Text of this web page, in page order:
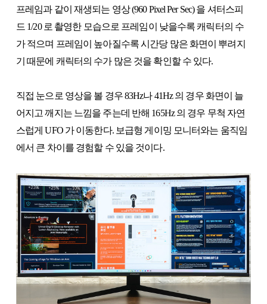
프레임과 같이 재생되는 영상 (960 Pixel Per Sec) 을 셔터스피
드 1/20 로 촬영한 모습으로 프레임이 낮을수록 캐릭터의 수
가 적으며 프레임이 높아질수록 시간당 많은 화면이 뿌려지
기 때문에 캐릭터의 수가 많은 것을 확인할 수 있다.
직접 눈으로 영상을 볼 경우 83Hz나 41Hz 의 경우 화면이 늘
어지고 깨지는 느낌을 주는데 반해 165Hz 의 경우 무척 자연
스럽게 UFO 가 이동한다. 보급형 게이밍 모니터와는 움직임
에서 큰 차이를 경험할 수 있을 것이다.